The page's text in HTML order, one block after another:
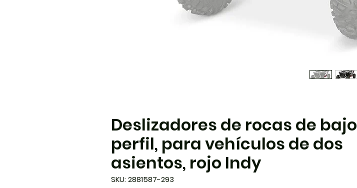
Deslizadores de rocas de bajo
perfil, para vehículos de dos
asientos, rojo Indy
SKU: 2881587-293